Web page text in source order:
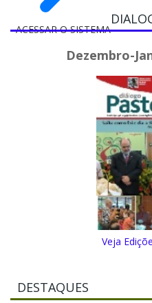
ACESSAR O SISTEMA
Dezembro-
Veja
DESTAQUES